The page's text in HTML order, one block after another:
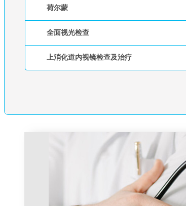
荷尔蒙
全面视光检查
上消化道内视镜检查及治疗